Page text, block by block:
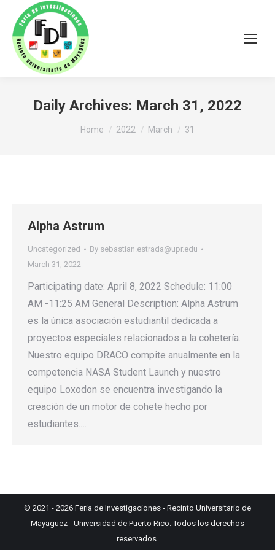
Daily Archives: March 31, 2022
You are here:
Home 2022 March 31
Alpha Astrum
Uncategorized By sebastian.estrada@upr.edu
March 31, 2022
Participating date: April 8, 2022 Schedule: 11:00
AM -11:25 AM General Description: Alpha Astrum
es la única asociación estudiantil dedicada a
proyectos especiales relacionados a la cohetería.
Nuestro equipo DRACO compite anualmente en la
competencia NASA Student Launch y nuestro
equipo Loxodon se encuentra investigando la
creación de un motor de cohete hecho por
estudiantes.…
© 2021 - 2026 Feria de Investigaciones - Recinto Universitario de
Mayagüez - Universidad de Puerto Rico. Todos los derechos
reservados.